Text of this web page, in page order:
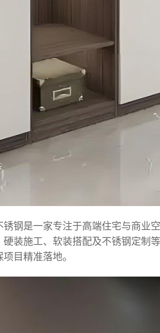
锈钢是一家专注于高端住宅与商业
硬装施工、软装搭配及不锈钢定制
目精准落地。